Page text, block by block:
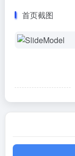
首页截图